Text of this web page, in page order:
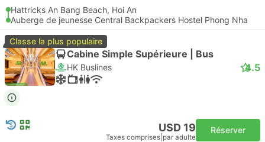
Hattricks An Bang Beach, Hoi An
Auberge de jeunesse Central Backpackers Hostel Phong Nha
Classe la plus populaire
Cabine Simple Supérieure | Bus
HK Buslines 4.5
USD 19
Taxes comprises par adulte
Réserver